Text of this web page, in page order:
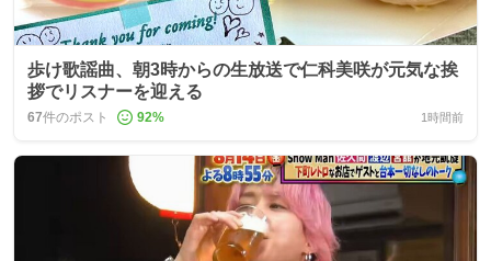
歩け歌謡曲、朝3時からの生放送で仁科美咲が元気な挨
拶でリスナーを迎える
67件のポスト 92% 1時間前